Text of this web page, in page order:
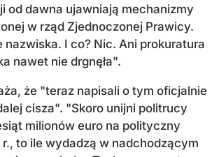
od dawna ujawniają mechanizmy
w rząd Zjednoczonej Prawicy.
nazwiska. I co? Nic. Ani prokuratura
nawet nie drgnęła".
że "teraz napisali o tym oficjalnie
cisza". "Skoro unijni politrucy
milionów euro na polityczny
to ile wydadzą w nadchodzącym